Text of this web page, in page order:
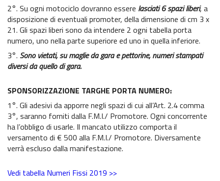
2°. Su ogni motociclo dovranno essere lasciati 6 spazi liberi, a
disposizione di eventuali promoter, della dimensione di cm 3 x
21. Gli spazi liberi sono da intendere 2 ogni tabella porta
numero, uno nella parte superiore ed uno in quella inferiore.
3°. Sono vietati, su maglie da gara e pettorine, numeri stampati
diversi da quello di gara.
SPONSORIZZAZIONE TARGHE PORTA NUMERO:
1°. Gli adesivi da apporre negli spazi di cui all’Art. 2.4 comma
3°, saranno forniti dalla F.M.I./ Promotore. Ogni concorrente
ha l’obbligo di usarle. Il mancato utilizzo comporta il
versamento di € 500 alla F.M.I./ Promotore. Diversamente
verrà escluso dalla manifestazione.
Vedi tabella Numeri Fissi 2019 >>